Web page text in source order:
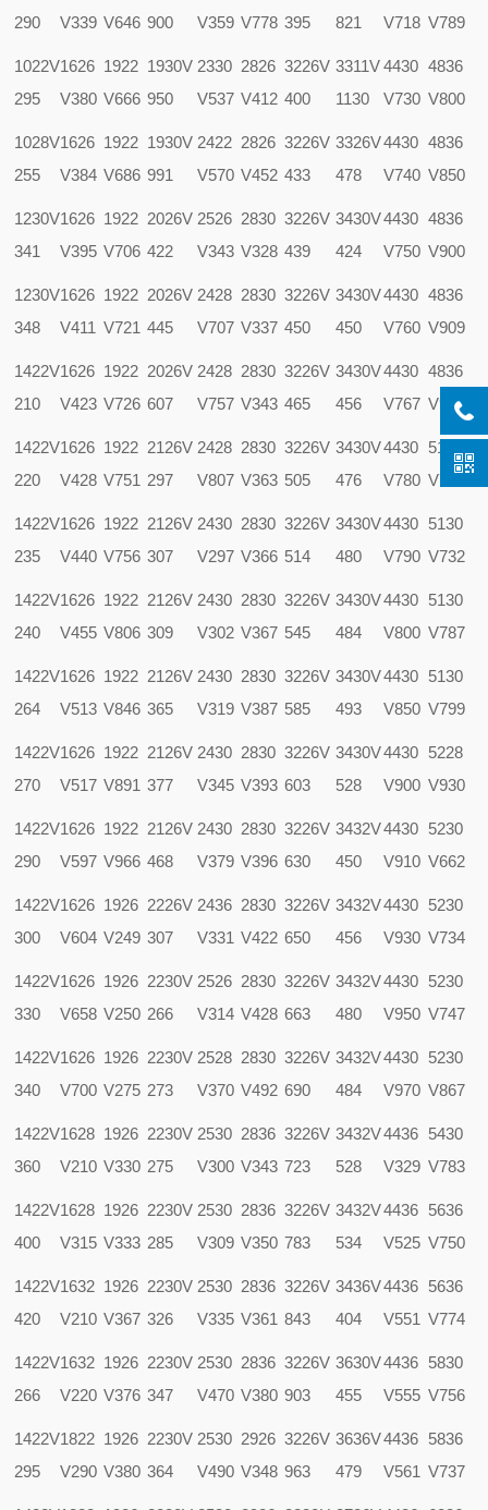
290
V339 V646 900
V359 V778 395
821
V718 V789
1022V
295
1626
V380
1922
V666
1930V
950
2330
V537
2826
V412
3226V
400
3311V
1130
4430
V730
4836
V800
1028V
255
1626
V384
1922
V686
1930V
991
2422
V570
2826
V452
3226V
433
3326V
478
4430
V740
4836
V850
1230V
341
1626
V395
1922
V706
2026V
422
2526
V343
2830
V328
3226V
439
3430V
424
4430
V750
4836
V900
1230V
348
1626
V411
1922
V721
2026V
445
2428
V707
2830
V337
3226V
450
3430V
450
4430
V760
4836
V909
1422V
210
1626
V423
1922
V726
2026V
607
2428
V757
2830
V343
3226V
465
3430V
456
4430
V767
4836
V950
1422V
220
1626
V428
1922
V751
2126V
297
2428
V807
2830
V363
3226V
505
3430V
476
4430
V780
5130
V700
1422V
235
1626
V440
1922
V756
2126V
307
2430
V297
2830
V366
3226V
514
3430V
480
4430
V790
5130
V732
1422V
240
1626
V455
1922
V806
2126V
309
2430
V302
2830
V367
3226V
545
3430V
484
4430
V800
5130
V787
1422V
264
1626
V513
1922
V846
2126V
365
2430
V319
2830
V387
3226V
585
3430V
493
4430
V850
5130
V799
1422V
270
1626
V517
1922
V891
2126V
377
2430
V345
2830
V393
3226V
603
3430V
528
4430
V900
5228
V930
1422V
290
1626
V597
1922
V966
2126V
468
2430
V379
2830
V396
3226V
630
3432V
450
4430
V910
5230
V662
1422V
300
1626
V604
1926
V249
2226V
307
2436
V331
2830
V422
3226V
650
3432V
456
4430
V930
5230
V734
1422V
330
1626
V658
1926
V250
2230V
266
2526
V314
2830
V428
3226V
663
3432V
480
4430
V950
5230
V747
1422V
340
1626
V700
1926
V275
2230V
273
2528
V370
2830
V492
3226V
690
3432V
484
4430
V970
5230
V867
1422V
360
1628
V210
1926
V330
2230V
275
2530
V300
2836
V343
3226V
723
3432V
528
4436
V329
5430
V783
1422V
400
1628
V315
1926
V333
2230V
285
2530
V309
2836
V350
3226V
783
3432V
534
4436
V525
5636
V750
1422V
420
1632
V210
1926
V367
2230V
326
2530
V335
2836
V361
3226V
843
3436V
404
4436
V551
5636
V774
1422V
266
1632
V220
1926
V376
2230V
347
2530
V470
2836
V380
3226V
903
3630V
455
4436
V555
5830
V756
1422V
295
1822
V290
1926
V380
2230V
364
2530
V490
2926
V348
3226V
963
3636V
479
4436
V561
5836
V737